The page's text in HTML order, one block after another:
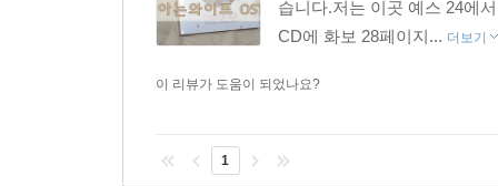
습니다.저는 이곳 예스 24에
CD에 화보 28페이지... 더보기
이 리뷰가 도움이 되었나요?
1